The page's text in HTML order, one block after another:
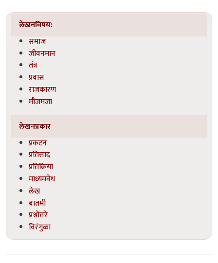
लेखनविषय:
समाज
जीवनमान
तंत्र
प्रवास
राजकारण
मौजमजा
लेखनप्रकार
प्रकटन
प्रतिसाद
प्रतिक्रिया
माध्यमवेध
लेख
बातमी
प्रश्नोत्तरे
विरंगुळा